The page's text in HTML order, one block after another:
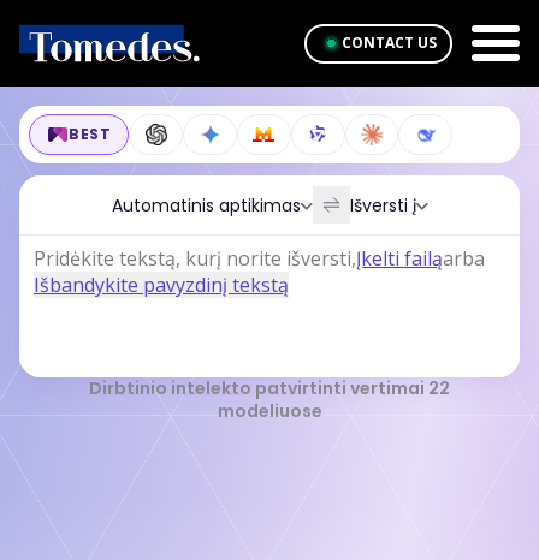
CONTACT US